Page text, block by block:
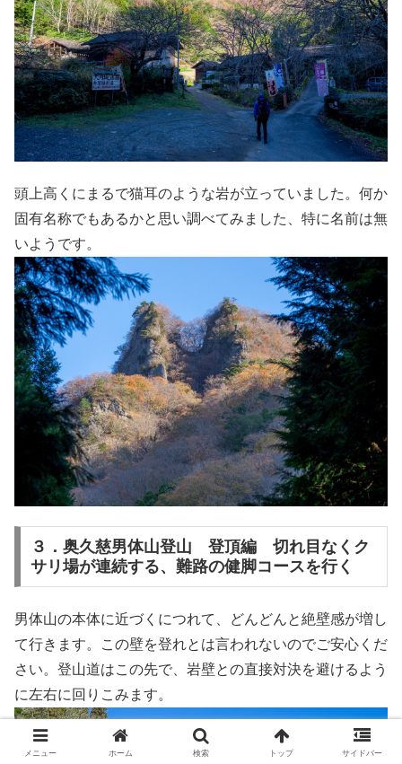
頭上高くにまるで猫耳のような岩が立っていました。何か
固有名称でもあるかと思い調べてみました、特に名前は無
いようです。
３．奥久慈男体山登山 登頂編 切れ目なくク
サリ場が連続する、難路の健脚コースを行く
男体山の本体に近づくにつれて、どんどんと絶壁感が増し
て行きます。この壁を登れとは言われないのでご安心くだ
さい。登山道はこの先で、岩壁との直接対決を避けるよう
に左右に回りこみます。
メニュー ホーム 検索 トップ サイドバー